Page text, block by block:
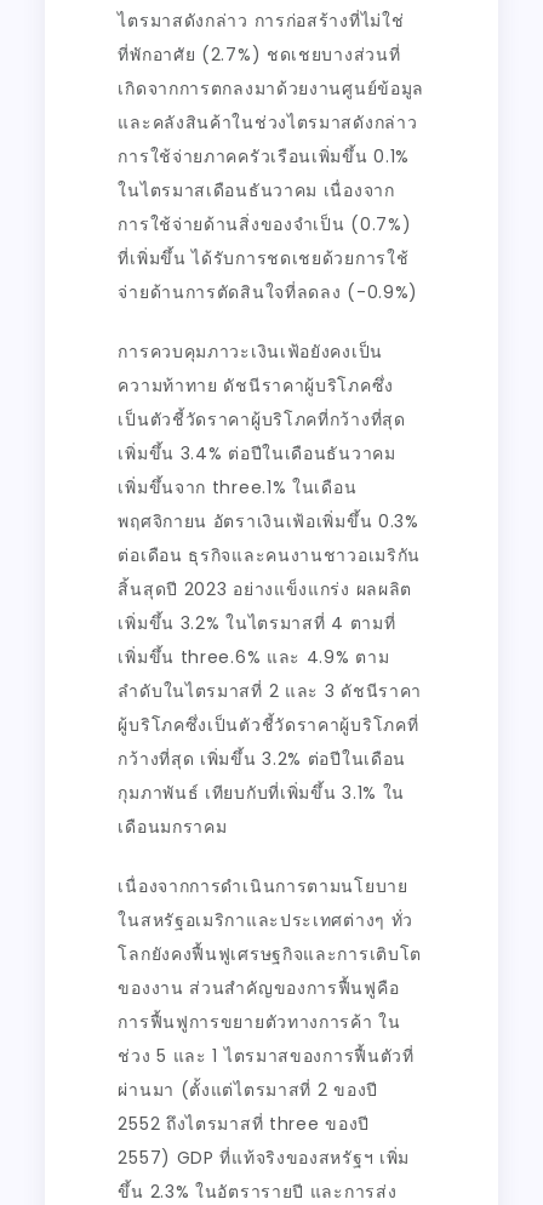
ไตรมาสดังกล่าว การก่อสร้างที่ไม่ใช่
ที่พักอาศัย (2.7%) ชดเชยบางส่วนที่
เกิดจากการตกลงมาด้วยงานศูนย์ข้อมูล
และคลังสินค้าในช่วงไตรมาสดังกล่าว
การใช้จ่ายภาคครัวเรือนเพิ่มขึ้น 0.1%
ในไตรมาสเดือนธันวาคม เนื่องจาก
การใช้จ่ายด้านสิ่งของจำเป็น (0.7%)
ที่เพิ่มขึ้น ได้รับการชดเชยด้วยการใช้
จ่ายด้านการตัดสินใจที่ลดลง (-0.9%)
การควบคุมภาวะเงินเฟ้อยังคงเป็น
ความท้าทาย ดัชนีราคาผู้บริโภคซึ่ง
เป็นตัวชี้วัดราคาผู้บริโภคที่กว้างที่สุด
เพิ่มขึ้น 3.4% ต่อปีในเดือนธันวาคม
เพิ่มขึ้นจาก three.1% ในเดือน
พฤศจิกายน อัตราเงินเฟ้อเพิ่มขึ้น 0.3%
ต่อเดือน ธุรกิจและคนงานชาวอเมริกัน
สิ้นสุดปี 2023 อย่างแข็งแกร่ง ผลผลิต
เพิ่มขึ้น 3.2% ในไตรมาสที่ 4 ตามที่
เพิ่มขึ้น three.6% และ 4.9% ตาม
ลำดับในไตรมาสที่ 2 และ 3 ดัชนีราคา
ผู้บริโภคซึ่งเป็นตัวชี้วัดราคาผู้บริโภคที่
กว้างที่สุด เพิ่มขึ้น 3.2% ต่อปีในเดือน
กุมภาพันธ์ เทียบกับที่เพิ่มขึ้น 3.1% ใน
เดือนมกราคม
เนื่องจากการดำเนินการตามนโยบาย
ในสหรัฐอเมริกาและประเทศต่างๆ ทั่ว
โลกยังคงฟื้นฟูเศรษฐกิจและการเติบโต
ของงาน ส่วนสำคัญของการฟื้นฟูคือ
การฟื้นฟูการขยายตัวทางการค้า ใน
ช่วง 5 และ 1 ไตรมาสของการฟื้นตัวที่
ผ่านมา (ตั้งแต่ไตรมาสที่ 2 ของปี
2552 ถึงไตรมาสที่ three ของปี
2557) GDP ที่แท้จริงของสหรัฐฯ เพิ่ม
ขึ้น 2.3% ในอัตรารายปี และการส่ง